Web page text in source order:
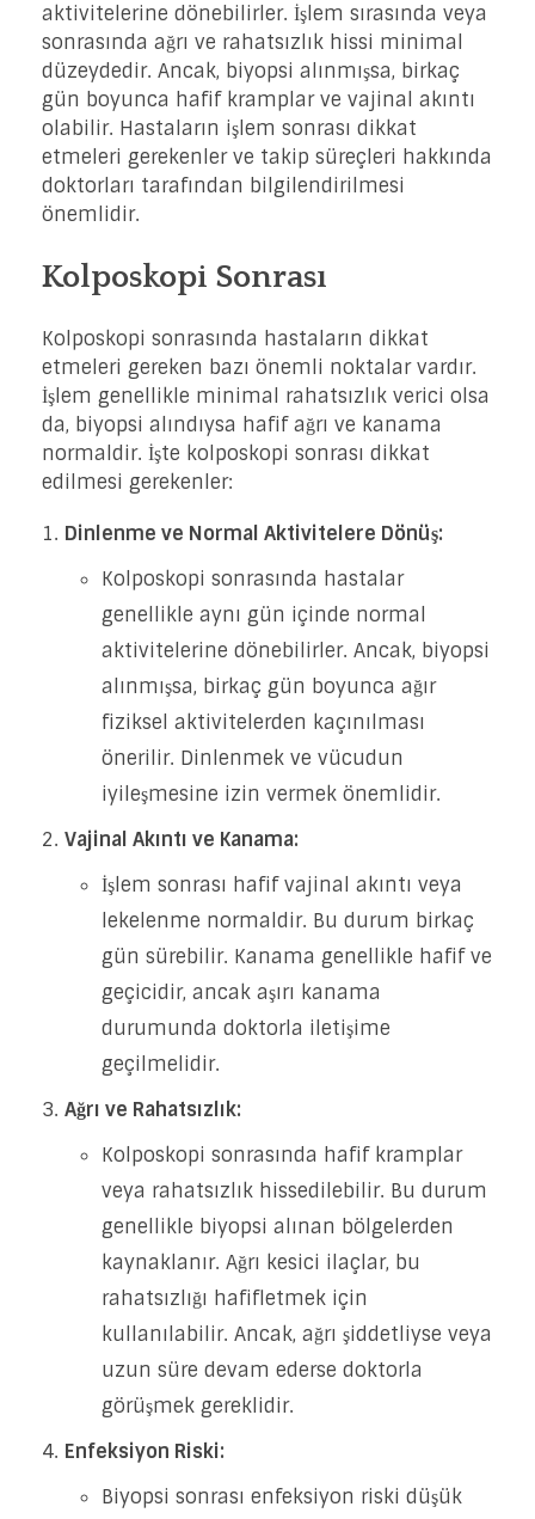
aktivitelerine dönebilirler. İşlem sırasında veya
sonrasında ağrı ve rahatsızlık hissi minimal
düzeydedir. Ancak, biyopsi alınmışsa, birkaç
gün boyunca hafif kramplar ve vajinal akıntı
olabilir. Hastaların işlem sonrası dikkat
etmeleri gerekenler ve takip süreçleri hakkında
doktorları tarafından bilgilendirilmesi
önemlidir.
Kolposkopi Sonrası
Kolposkopi sonrasında hastaların dikkat
etmeleri gereken bazı önemli noktalar vardır.
İşlem genellikle minimal rahatsızlık verici olsa
da, biyopsi alındıysa hafif ağrı ve kanama
normaldir. İşte kolposkopi sonrası dikkat
edilmesi gerekenler:
Dinlenme ve Normal Aktivitelere Dönüş:
Kolposkopi sonrasında hastalar
genellikle aynı gün içinde normal
aktivitelerine dönebilirler. Ancak, biyopsi
alınmışsa, birkaç gün boyunca ağır
fiziksel aktivitelerden kaçınılması
önerilir. Dinlenmek ve vücudun
iyileşmesine izin vermek önemlidir.
Vajinal Akıntı ve Kanama:
İşlem sonrası hafif vajinal akıntı veya
lekelenme normaldir. Bu durum birkaç
gün sürebilir. Kanama genellikle hafif ve
geçicidir, ancak aşırı kanama
durumunda doktorla iletişime
geçilmelidir.
Ağrı ve Rahatsızlık:
Kolposkopi sonrasında hafif kramplar
veya rahatsızlık hissedilebilir. Bu durum
genellikle biyopsi alınan bölgelerden
kaynaklanır. Ağrı kesici ilaçlar, bu
rahatsızlığı hafifletmek için
kullanılabilir. Ancak, ağrı şiddetliyse veya
uzun süre devam ederse doktorla
görüşmek gereklidir.
Enfeksiyon Riski:
Biyopsi sonrası enfeksiyon riski düşük